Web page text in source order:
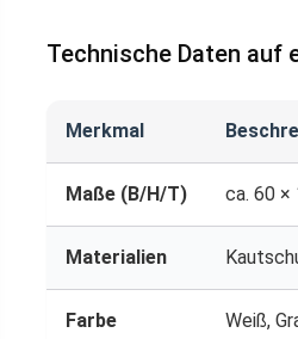
Technische Daten auf
Merkmal
Maße (B/H/T) ca. 60 ×
Materialien
Farbe Weiß,